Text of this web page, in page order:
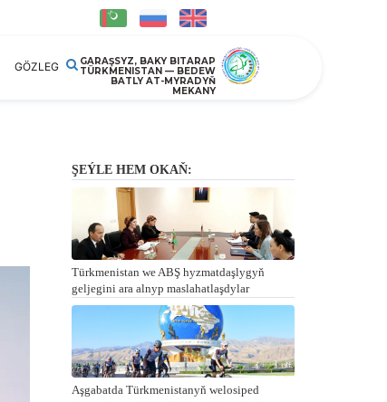
GÖZLEG
GARAŞSYZ, BAKY BITARAP
TÜRKMENISTAN — BEDEW
BATLY AT-MYRADYŇ
MEKANY
ŞEÝLE HEM OKAŇ:
Türkmenistan we ABŞ hyzmatdaşlygyň
geljegini ara alnyp maslahatlaşdylar
Aşgabatda Türkmenistanyň welosiped